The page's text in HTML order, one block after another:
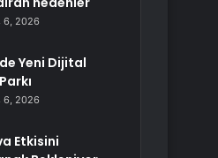
6, 2026
Yeni Dijital
6, 2026
Etkisini